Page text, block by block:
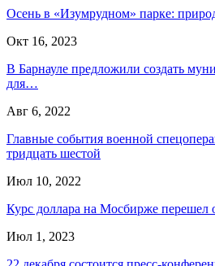
Осень в «Изумрудном» парке:
Окт 16, 2023
В Барнауле предложили создать
для…
Авг 6, 2022
Главные события военной
тридцать шестой
Июл 10, 2022
Курс доллара на Мосбирже перешел
Июл 1, 2023